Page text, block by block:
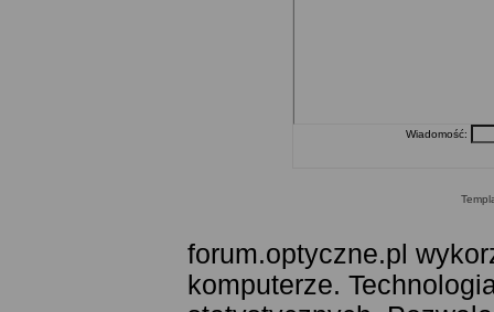
Wiadomość:
forum.optyczne.pl
komputerze.